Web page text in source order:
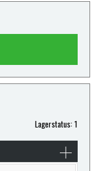
Lagerstatus: 1